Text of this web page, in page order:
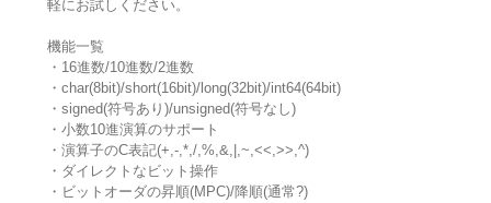
軽にお試しください。
機能一覧
・16進数/10進数/2進数
・char(8bit)/short(16bit)/long(32bit)/int64(64bit)
・signed(符号あり)/unsigned(符号なし)
・小数10進演算のサポート
・演算子のC表記(+,-,*,/,%,&,|,~,<<,>>,^)
・ダイレクトなビット操作
・ビットオーダの昇順(MPC)/降順(通常?)